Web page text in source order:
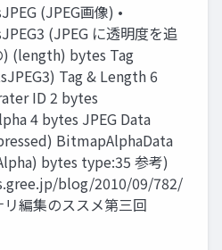
(JPEG画像) •
(JPEG に透明度を追
) (length) bytes Tag
Tag & Length 6
ID 2 bytes
4 bytes JPEG Data
BitmapAlphaData
bytes type:35 参考)
blog/2010/09/782/
リ編集のススメ第三回